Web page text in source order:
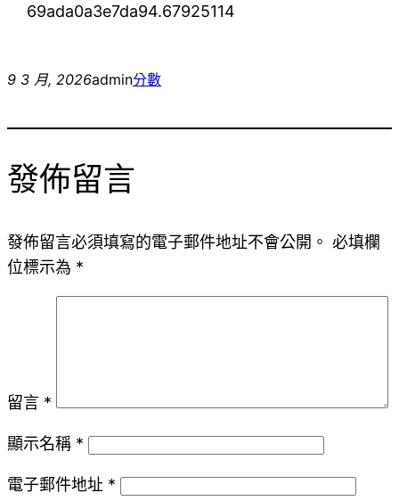
69ada0a3e7da94.67925114
9 3 月, 2026admin分數
發佈留言
發佈留言必須填寫的電子郵件地址不會公開。 必填欄
位標示為 *
留言 *
顯示名稱 *
電子郵件地址 *